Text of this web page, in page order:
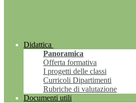
Didattica
Panoramica
Offerta formativa
I progetti delle classi
Curricoli Dipartimenti
Rubriche di valutazione
Documenti utili